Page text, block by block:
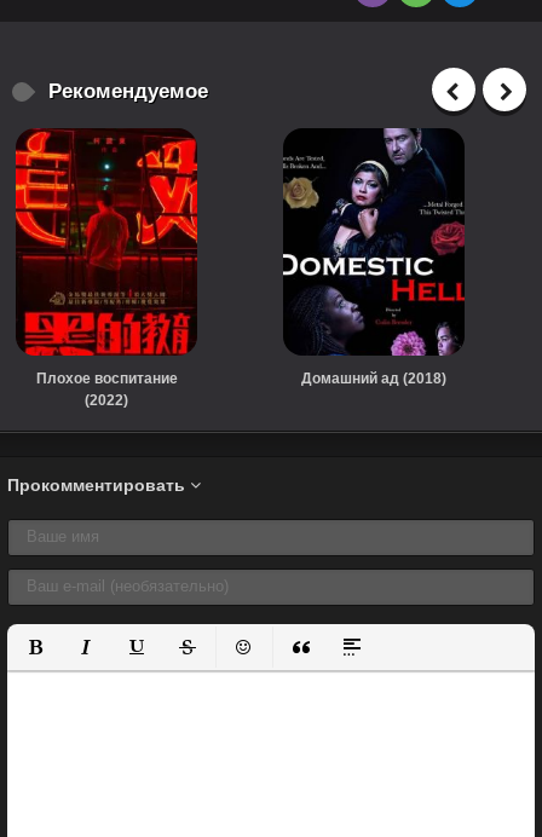
Рекомендуемое
Плохое воспитание
(2022)
Домашний ад (2018)
Прокомментировать
Полужирный
КурсивПодчеркнутый
ЗачеркнутыйВставить смайлик
Вставка цитаты
Вставка спойлера